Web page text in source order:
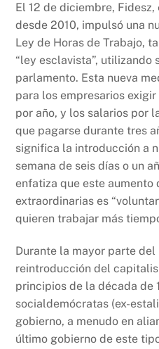
El 12 de diciembre,
desde 2010, impulsó una
Ley de Horas de Trabajo,
“ley esclavista”, utilizando
parlamento. Esta nueva
para los empresarios
por año, y los salarios por
que pagarse durante tres
significa la introducción a
semana de seis días o un
enfatiza que este aumento
extraordinarias es
quieren trabajar más
Durante la mayor parte
reintroducción del
principios de la década de
socialdemócratas (ex-
gobierno, a menudo en
último gobierno de este